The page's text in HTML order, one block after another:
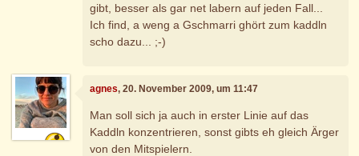
gibt, besser als gar net labern auf jeden Fall...
Ich find, a weng a Gschmarri ghört zum kaddln
scho dazu... ;-)
agnes, 20. November 2009, um 11:47
Man soll sich ja auch in erster Linie auf das
Kaddln konzentrieren, sonst gibts eh gleich Ärger
von den Mitspielern.